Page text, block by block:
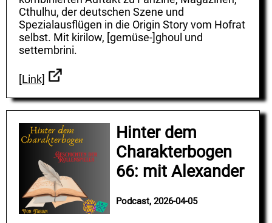
Cthulhu, der deutschen Szene und
Spezialausflügen in die Origin Story vom Hofrat
selbst. Mit kirilow, [gemüse-]ghoul und
settembrini.
[Link]
Hinter dem
Charakterbogen
66: mit Alexander
Podcast, 2026-04-05